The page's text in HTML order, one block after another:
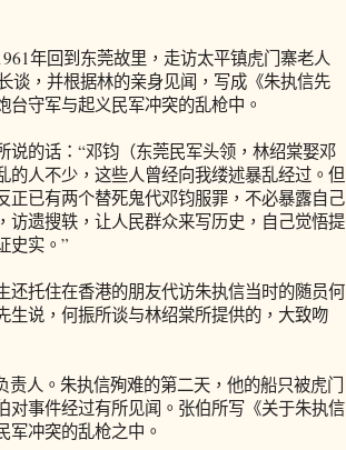
年回到东莞故里，走访太平镇虎门寨老人
谈，并根据林的亲身见闻，写成《朱执信先
守军与起义民军冲突的乱枪中。
的话：“邓钧（东莞民军头领，林绍棠娶邓
人不少，这些人曾经向我缕述暴乱经过。但
正已有两个替死鬼代邓钧服罪，不必暴露自己
访遗搜轶，让人民群众来写历史，自己觉悟提
史实。”
托住在香港的朋友代访朱执信当时的随员何
生说，何振所谈与林绍棠所提供的，大致吻
人。朱执信殉难的第二天，他的船只被虎门
对事件经过有所见闻。张伯所写《关于朱执信
军冲突的乱枪之中。